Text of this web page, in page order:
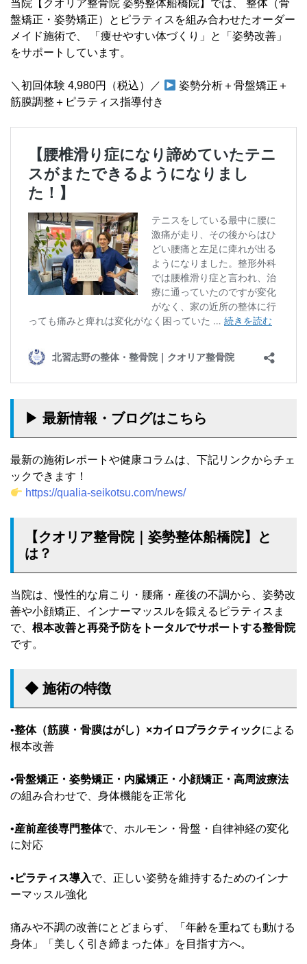
当院【クオリア整骨院 姿勢整体船橋院】では、 整体（骨
盤矯正・姿勢矯正）とピラティスを組み合わせたオーダー
メイド施術で、 「痩せやすい体づくり」と「姿勢改善」
をサポートしています。
＼初回体験 4,980円（税込）／
姿勢分析＋骨盤矯正＋
筋膜調整＋ピラティス指導付き
▶︎ 最新情報・ブログはこちら
最新の施術レポートや健康コラムは、下記リンクからチェ
ックできます！
https://qualia-seikotsu.com/news/
【クオリア整骨院｜姿勢整体船橋院】と
は？
当院は、慢性的な肩こり・腰痛・産後の不調から、姿勢改
善や小顔矯正、インナーマッスルを鍛えるピラティスま
で、 根本改善と再発予防をトータルでサポートする整骨院
です。
◆ 施術の特徴
•整体（筋膜・骨膜はがし）×カイロプラクティックによる
根本改善
•骨盤矯正・姿勢矯正・内臓矯正・小顔矯正・高周波療法
の組み合わせで、身体機能を正常化
•産前産後専門整体で、ホルモン・骨盤・自律神経の変化
に対応
• ピラティス導入で、正しい姿勢を維持するためのインナ
ーマッスル強化
痛みや不調の改善にとどまらず、「年齢を重ねても動ける
身体」「美しく引き締まった体」を目指す方へ。